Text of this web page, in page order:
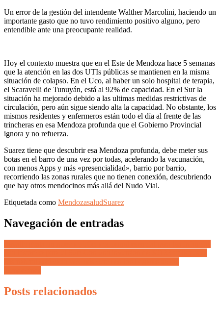
Un error de la gestión del intendente Walther Marcolini, haciendo un
importante gasto que no tuvo rendimiento positivo alguno, pero
entendible ante una preocupante realidad.
Hoy el contexto muestra que en el Este de Mendoza hace 5 semanas
que la atención en las dos UTIs públicas se mantienen en la misma
situación de colapso. En el Uco, al haber un solo hospital de terapia,
el Scaravelli de Tunuyán, está al 92% de capacidad. En el Sur la
situación ha mejorado debido a las ultimas medidas restrictivas de
circulación, pero aún sigue siendo alta la capacidad. No obstante, los
mismos residentes y enfermeros están todo el día al frente de las
trincheras en esa Mendoza profunda que el Gobierno Provincial
ignora y no refuerza.
Suarez tiene que descubrir esa Mendoza profunda, debe meter sus
botas en el barro de una vez por todas, acelerando la vacunación,
con menos Apps y más «presencialidad», barrio por barrio,
recorriendo las zonas rurales que no tienen conexión, descubriendo
que hay otros mendocinos más allá del Nudo Vial.
Etiquetada como MendozasaludSuarez
Navegación de entradas
Posts relacionados